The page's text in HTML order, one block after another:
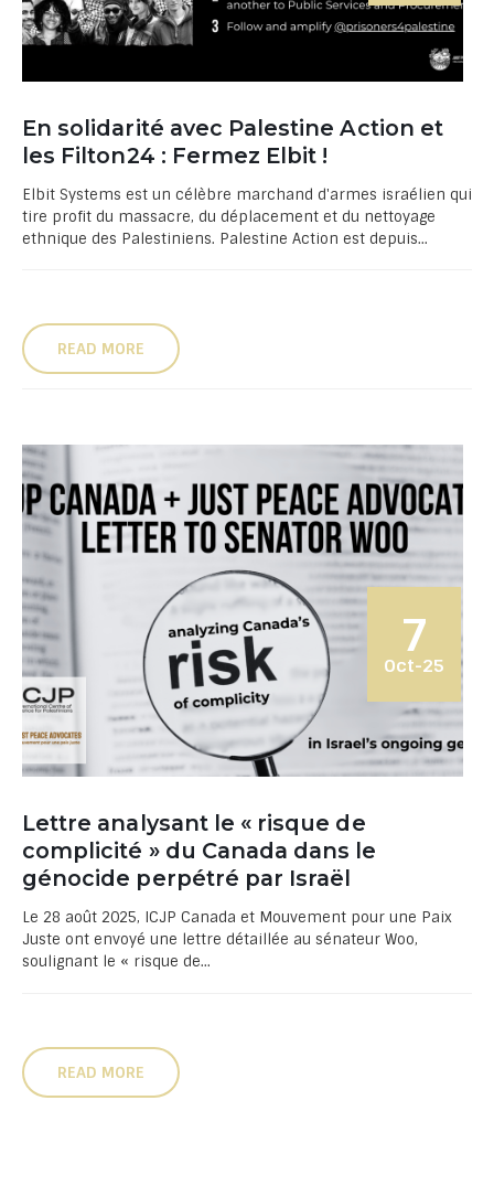
En solidarité avec Palestine Action et
les Filton24 : Fermez Elbit !
Elbit Systems est un célèbre marchand d'armes israélien qui
tire profit du massacre, du déplacement et du nettoyage
ethnique des Palestiniens. Palestine Action est depuis...
READ MORE
7
Oct-25
Lettre analysant le « risque de
complicité » du Canada dans le
génocide perpétré par Israël
Le 28 août 2025, ICJP Canada et Mouvement pour une Paix
Juste ont envoyé une lettre détaillée au sénateur Woo,
soulignant le « risque de...
READ MORE